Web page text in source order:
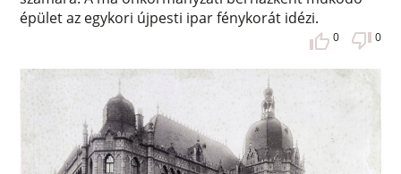
épület az egykori újpesti ipar fénykorát idézi.
0 0